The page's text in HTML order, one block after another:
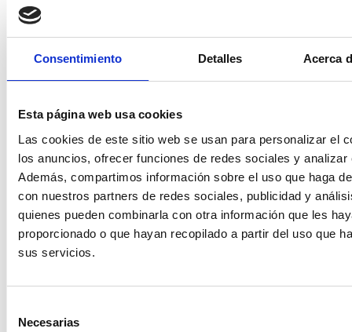
Consentimiento Detalles Acerca
Esta página web usa cookies
Las cookies de este sitio web se usan para personalizar el
los anuncios, ofrecer funciones de redes sociales y analizar
Además, compartimos información sobre el uso que haga
con nuestros partners de redes sociales, publicidad y
quienes pueden combinarla con otra información que les
proporcionado o que hayan recopilado a partir del uso que
sus servicios.
Necesarias
Puede permitir o rechazar las cookies, así como revocar el
consentimiento y borrar sus datos de navegación
(incluidas las cookies) desde el navegador que usted
utiliza. Consulte las opciones e instrucciones que ofrece su
cookies de terceros, deberá eliminarlas desde las opciones
tercero.
A continuación, tiene disponibles los enlaces con la
información para gestionar las cookies de los navegadores
más utilizados:
Firefox :
http://support.mozilla.org/es/kb/habilitar
-y-deshabilitar-cookies-que-los-sitios-we